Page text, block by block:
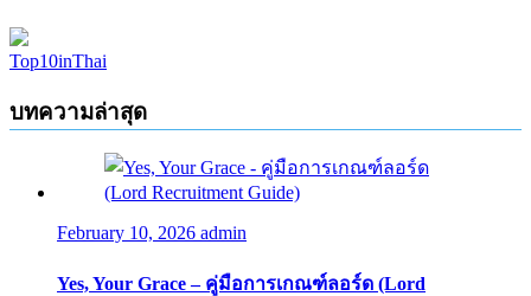
Top10inThai
บทความล่าสุด
February 10, 2026 admin
Yes, Your Grace – คู่มือการเกณฑ์ลอร์ด (Lord